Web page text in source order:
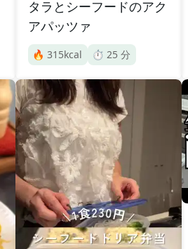
タラとシーフードのアク
アパッツァ
🔥 315kcal ⏱️ 25 分